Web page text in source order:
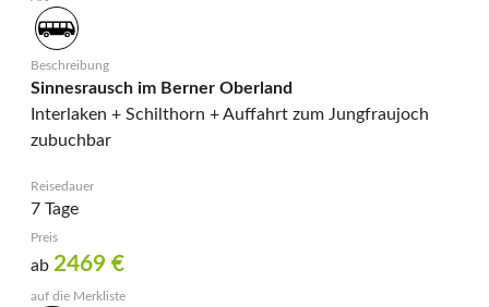
Sinnesrausch im Berner Oberland
Interlaken + Schilthorn + Auffahrt zum Jungfraujoch
zubuchbar
7 Tage
ab 2469 €